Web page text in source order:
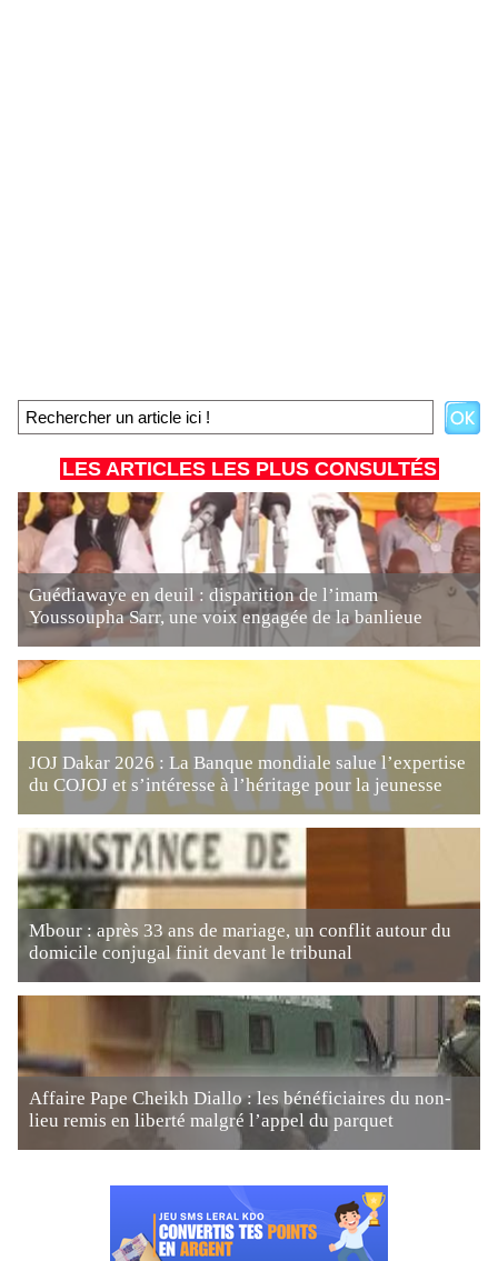
LES ARTICLES LES PLUS CONSULTÉS
Guédiawaye en deuil : disparition de l’imam
Youssoupha Sarr, une voix engagée de la banlieue
JOJ Dakar 2026 : La Banque mondiale salue l’expertise
du COJOJ et s’intéresse à l’héritage pour la jeunesse
Mbour : après 33 ans de mariage, un conflit autour du
domicile conjugal finit devant le tribunal
Affaire Pape Cheikh Diallo : les bénéficiaires du non-
lieu remis en liberté malgré l’appel du parquet